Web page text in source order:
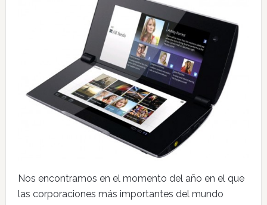
Nos encontramos en el momento del año en el que
las corporaciones más importantes del mundo